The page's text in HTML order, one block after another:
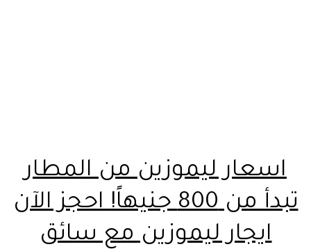
اسعار ليموزين من المطار
تبدأ من 800 جنيهاً! احجز الآن
ايجار ليموزين مع سائق